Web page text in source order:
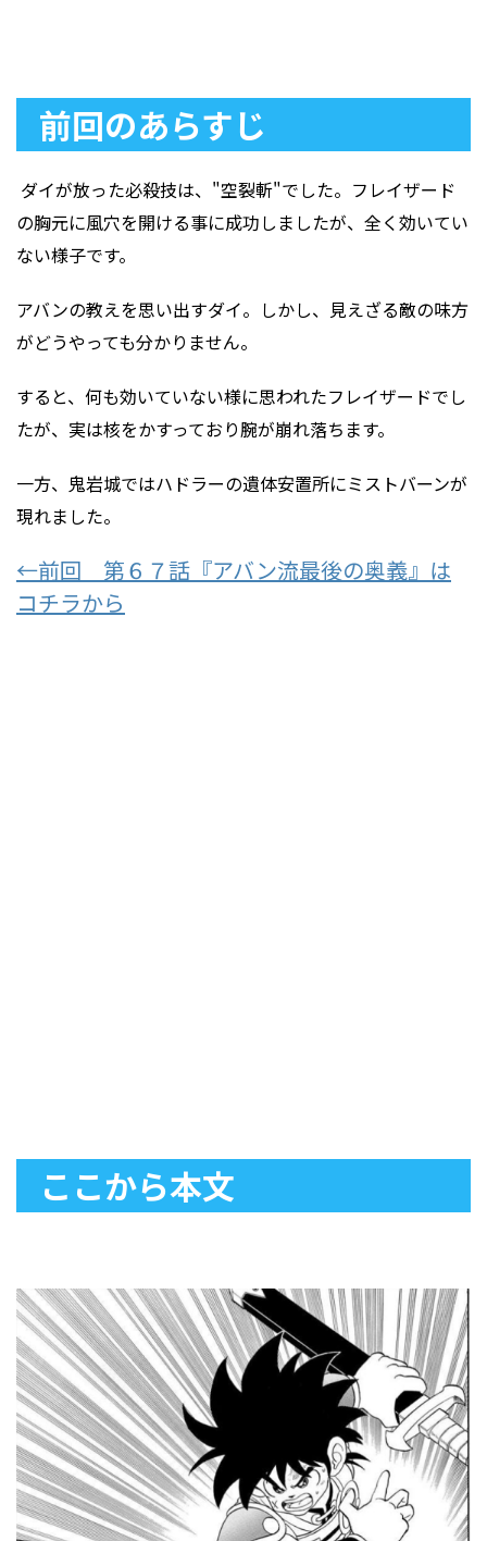
前回のあらすじ
ダイが放った必殺技は、"空裂斬"でした。フレイザード
の胸元に風穴を開ける事に成功しましたが、全く効いてい
ない様子です。
アバンの教えを思い出すダイ。しかし、見えざる敵の味方
がどうやっても分かりません。
すると、何も効いていない様に思われたフレイザードでし
たが、実は核をかすっており腕が崩れ落ちます。
一方、鬼岩城ではハドラーの遺体安置所にミストバーンが
現れました。
←前回 第６７話『アバン流最後の奥義』は
コチラから
ここから本文